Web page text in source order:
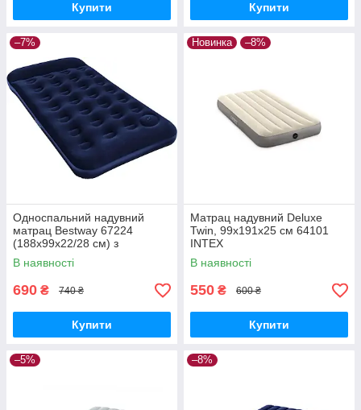
Купити Купити
–7%
Односпальний надувний
матрац Bestway 67224
(188х99х22/28 см) з
вбудованим ножним насосом
В наявності
690 ₴ 740 ₴
Купити
Новинка –8%
Матрац надувний Deluxe
Twin, 99х191х25 см 64101
INTEX
В наявності
550 ₴ 600 ₴
Купити
–5% –8%